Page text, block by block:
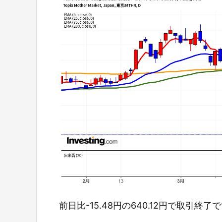
前日比-15.48円の640.12円で取引終了